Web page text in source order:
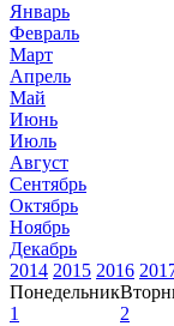
Январь
Февраль
Март
Апрель
Май
Июнь
Июль
Август
Сентябрь
Октябрь
Ноябрь
Декабрь
2014 2015 2016
Понедельник
1
2